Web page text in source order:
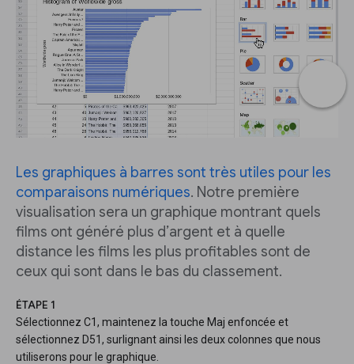
Les graphiques à barres sont très utiles pour les
comparaisons numériques. Notre première
visualisation sera un graphique montrant quels
films ont généré plus d’argent et à quelle
distance les films les plus profitables sont de
ceux qui sont dans le bas du classement.
ÉTAPE 1
Sélectionnez C1, maintenez la touche Maj enfoncée et
sélectionnez D51, surlignant ainsi les deux colonnes que nous
utiliserons pour le graphique.